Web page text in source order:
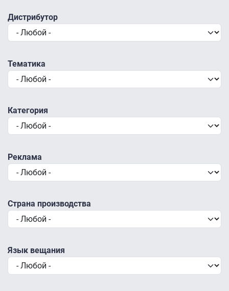
Дистрибутор
Тематика
Категория
Реклама
Страна производства
Язык вещания